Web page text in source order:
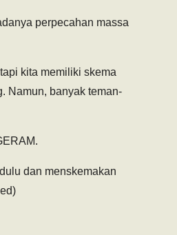
perpecahan massa
kita memiliki skema
Namun, banyak teman-
dan menskemakan